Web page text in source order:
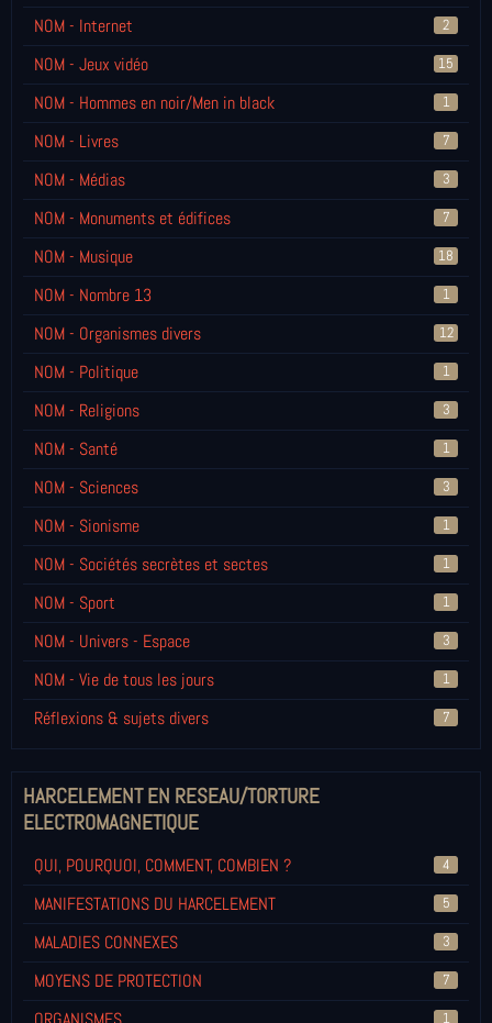
NOM - Internet 2
NOM - Jeux vidéo 15
NOM - Hommes en noir/Men in black 1
NOM - Livres 7
NOM - Médias 3
NOM - Monuments et édifices 7
NOM - Musique 18
NOM - Nombre 13 1
NOM - Organismes divers 12
NOM - Politique 1
NOM - Religions 3
NOM - Santé 1
NOM - Sciences 3
NOM - Sionisme 1
NOM - Sociétés secrètes et sectes 1
NOM - Sport 1
NOM - Univers - Espace 3
NOM - Vie de tous les jours 1
Réflexions & sujets divers 7
HARCELEMENT EN RESEAU/TORTURE
ELECTROMAGNETIQUE
QUI, POURQUOI, COMMENT, COMBIEN ? 4
MANIFESTATIONS DU HARCELEMENT 5
MALADIES CONNEXES 3
MOYENS DE PROTECTION 7
1